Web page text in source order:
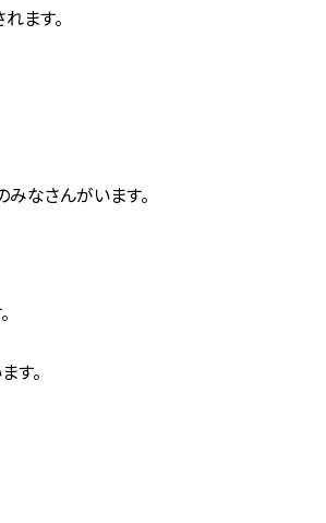
ます。
なさんがいます。
す。